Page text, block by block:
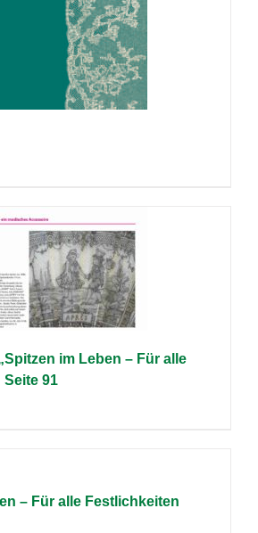
im Leben – Für alle
Seite 91
– Für alle Festlichkeiten